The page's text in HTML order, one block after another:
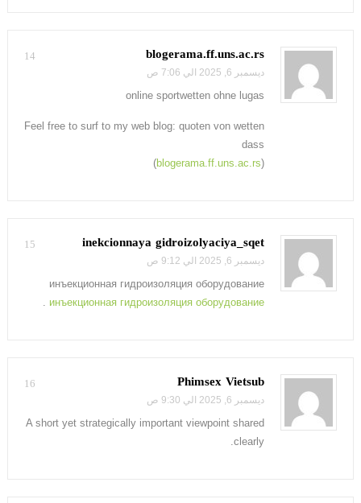
14 blogerama.ff.uns.ac.rs
ديسمبر 6, 2025 الي 7:06 ص
online sportwetten ohne lugas
Feel free to surf to my web blog: quoten von wetten
dass
(
blogerama.ff.uns.ac.rs
)
15 inekcionnaya gidroizolyaciya_sqet
ديسمبر 6, 2025 الي 9:12 ص
инъекционная гидроизоляция оборудование
инъекционная гидроизоляция оборудование
16 Phimsex Vietsub
ديسمبر 6, 2025 الي 9:30 ص
A short yet strategically important viewpoint shared
clearly.